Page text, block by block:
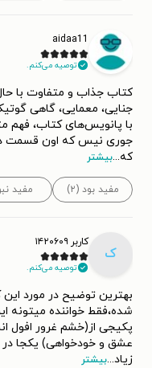
aidaa11
توصیه می‌کنم.
کتاب جذاب و متفاوت با
جنایی، معمایی، گاهی
با پانویس‌های کتاب، فهم
جوری نیس که اون قسمت
که...بیشتر
مفید بود (۲) مفید
ک
کاربر ۱۴۲۰۶۰۹
توصیه می‌کنم.
بهترین توضیح در مورد
شده،فقط خواننده میتونه
پکیجی از(خشم غرور افول
عشق و خودخواهی) یکجا در
زیاد...بیشتر